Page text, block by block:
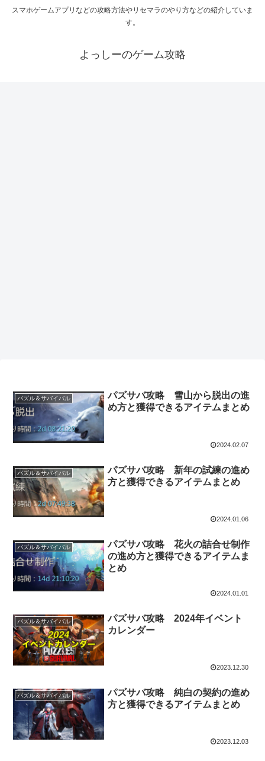
スマホゲームアプリなどの攻略方法やリセマラのやり方などの紹介していま
す。
よっしーのゲーム攻略
パズル＆サバイバル
パズサバ攻略 雪山から脱出の進
め方と獲得できるアイテムまとめ
2024.02.07
パズル＆サバイバル
パズサバ攻略 新年の試練の進め
方と獲得できるアイテムまとめ
2024.01.06
パズル＆サバイバル
パズサバ攻略 花火の詰合せ制作
の進め方と獲得できるアイテムま
とめ
2024.01.01
パズル＆サバイバル
パズサバ攻略 2024年イベント
カレンダー
2023.12.30
パズル＆サバイバル
パズサバ攻略 純白の契約の進め
方と獲得できるアイテムまとめ
2023.12.03